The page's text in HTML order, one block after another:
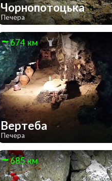
Чорнопотоцька
Печера
674 км
Вертеба
Печера
685 км